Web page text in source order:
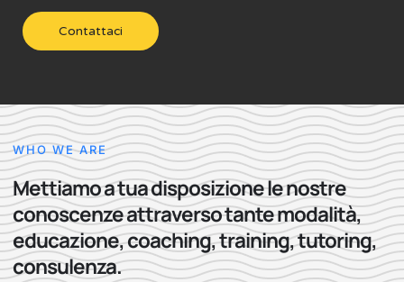
Contattaci
WHO WE ARE
Mettiamo a tua disposizione le nostre
conoscenze attraverso tante modalità,
educazione, coaching, training, tutoring,
consulenza.